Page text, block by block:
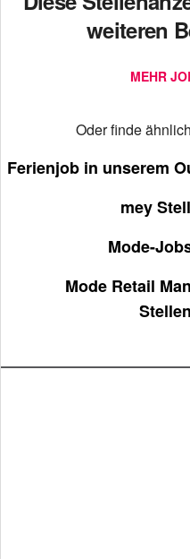
weiteren
MEHR
Oder finde
Ferienjob in unserem
mey
Mode-
Mode Retail